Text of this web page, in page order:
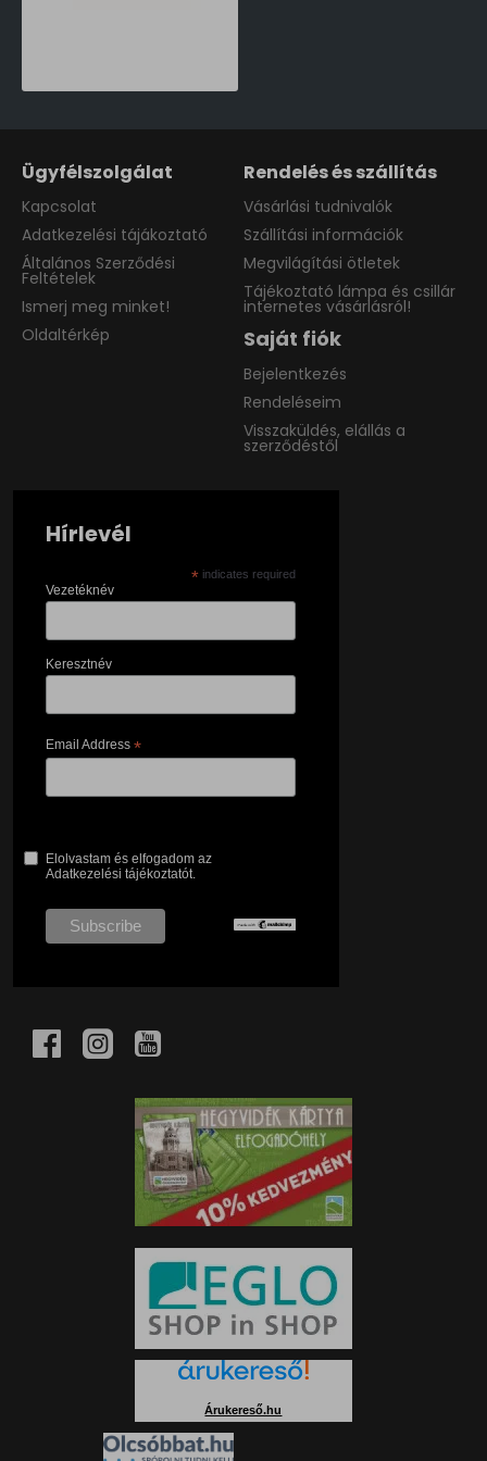
Ügyfélszolgálat
Kapcsolat
Adatkezelési tájákoztató
Általános Szerződési
Feltételek
Ismerj meg minket!
Oldaltérkép
Rendelés és szállítás
Vásárlási tudnivalók
Szállítási információk
Megvilágítási ötletek
Tájékoztató lámpa és csillár
internetes vásárlásról!
Saját fiók
Bejelentkezés
Rendeléseim
Visszaküldés, elállás a
szerződéstől
Hírlevél
* indicates required
Vezetéknév
Keresztnév
Email Address *
Elolvastam és elfogadom az
Adatkezelési tájékoztatót.
Árukereső.hu